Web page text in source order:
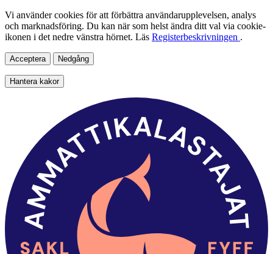
Vi använder cookies för att förbättra användarupplevelsen, analys
och marknadsföring. Du kan när som helst ändra ditt val via cookie-
ikonen i det nedre vänstra hörnet. Läs Registerbeskrivningen .
Acceptera Nedgång
Hantera kakor